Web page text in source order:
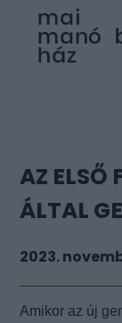
AZ ELSŐ
ÁLTAL
2023.
Amikor az új